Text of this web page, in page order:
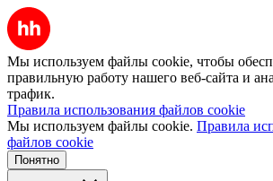
Мы используем файлы cookie, чтобы
правильную работу нашего веб-сайта и
трафик.
Правила использования файлов cookie
Мы используем файлы cookie. Правила
файлов cookie
Понятно